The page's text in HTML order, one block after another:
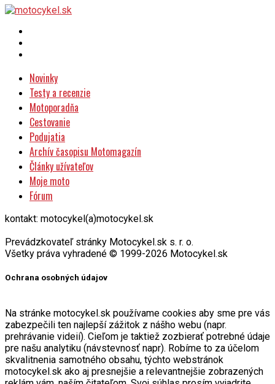
Novinky
Testy a recenzie
Motoporadňa
Cestovanie
Podujatia
Archív časopisu Motomagazín
Články užívateľov
Moje moto
Fórum
kontakt: motocykel(a)motocykel.sk
Prevádzkovateľ stránky Motocykel.sk s. r. o.
Všetky práva vyhradené © 1999-2026 Motocykel.sk
Ochrana osobných údajov
Na stránke motocykel.sk používame cookies aby sme pre vás
zabezpečili ten najlepší zážitok z nášho webu (napr.
prehrávanie videií). Cieľom je taktiež zozbierať potrebné údaje
pre našu analytiku (návstevnosť napr). Robíme to za účelom
skvalitnenia samotného obsahu, týchto webstránok
motocykel.sk ako aj presnejšie a relevantnejšie zobrazených